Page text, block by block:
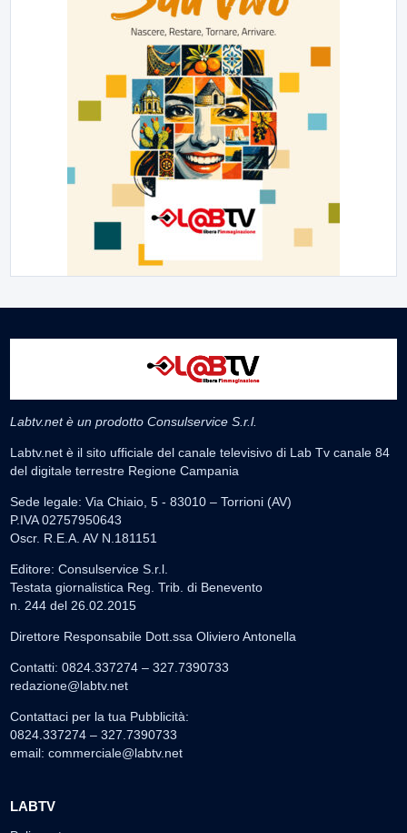
Labtv.net è un prodotto Consulservice S.r.l.
Labtv.net è il sito ufficiale del canale televisivo di Lab Tv canale 84
del digitale terrestre Regione Campania
Sede legale: Via Chiaio, 5 - 83010 – Torrioni (AV)
P.IVA 02757950643
Oscr. R.E.A. AV N.181151
Editore: Consulservice S.r.l.
Testata giornalistica Reg. Trib. di Benevento
n. 244 del 26.02.2015
Direttore Responsabile Dott.ssa Oliviero Antonella
Contatti: 0824.337274 – 327.7390733
redazione@labtv.net
Contattaci per la tua Pubblicità:
0824.337274 – 327.7390733
email: commerciale@labtv.net
LABTV